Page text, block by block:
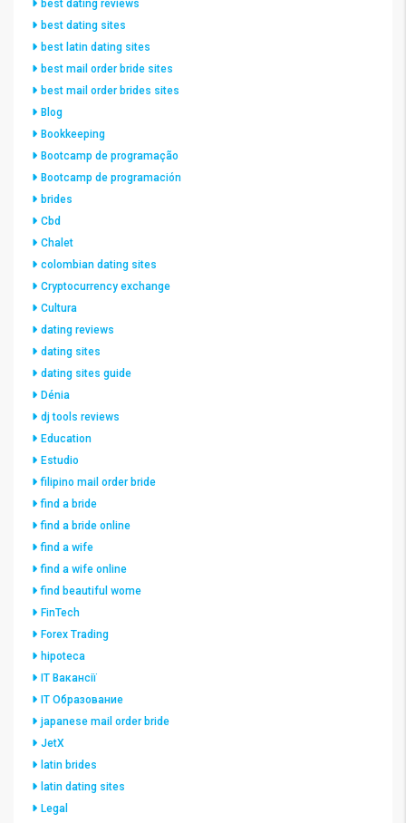
best dating reviews
best dating sites
best latin dating sites
best mail order bride sites
best mail order brides sites
Blog
Bookkeeping
Bootcamp de programação
Bootcamp de programación
brides
Cbd
Chalet
colombian dating sites
Cryptocurrency exchange
Cultura
dating reviews
dating sites
dating sites guide
Dénia
dj tools reviews
Education
Estudio
filipino mail order bride
find a bride
find a bride online
find a wife
find a wife online
find beautiful wome
FinTech
Forex Trading
hipoteca
IT Вакансії
IT Образование
japanese mail order bride
JetX
latin brides
latin dating sites
Legal